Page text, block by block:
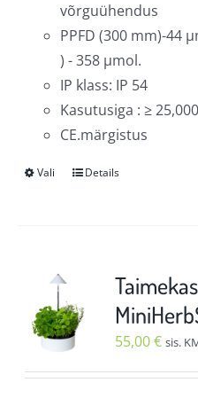
võrguühendus
PPFD (300 mm)-44
) - 358 µmol.
IP klass: IP 54
Kasutusiga : ≥
CE.märgistus
Vali
Sellel
varianti.
Valikuid
saab
teha
tootelehel.
Details
55,00€ sis.